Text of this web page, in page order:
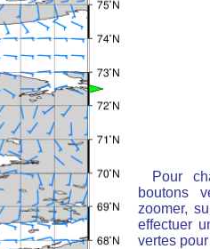
Pour
boutons
zoomer,
effectuer
vertes